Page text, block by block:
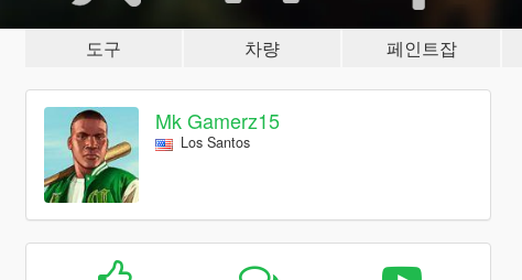
도구 차량 페인트잡
Mk Gamerz15
Los Santos